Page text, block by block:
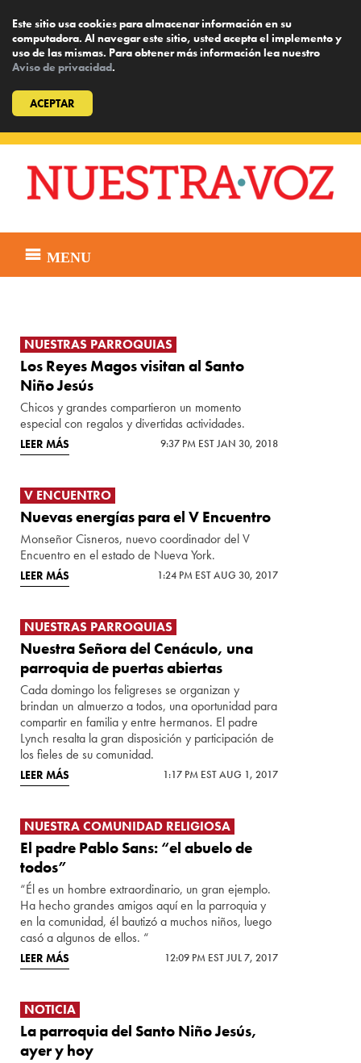
Este sitio usa cookies para almacenar información en su
computadora. Al navegar este sitio, usted acepta el implemento y
uso de las mismas. Para obtener más información lea nuestro
Aviso de privacidad.
ACEPTAR
content
MENU
NUESTRAS PARROQUIAS
Los Reyes Magos visitan al Santo
Niño Jesús
Chicos y grandes compartieron un momento
especial con regalos y divertidas actividades.
LEER MÁS 9:37 PM EST JAN 30, 2018
V ENCUENTRO
Nuevas energías para el V Encuentro
Monseñor Cisneros, nuevo coordinador del V
Encuentro en el estado de Nueva York.
LEER MÁS 1:24 PM EST AUG 30, 2017
NUESTRAS PARROQUIAS
Nuestra Señora del Cenáculo, una
parroquia de puertas abiertas
Cada domingo los feligreses se organizan y
brindan un almuerzo a todos, una oportunidad para
compartir en familia y entre hermanos. El padre
Lynch resalta la gran disposición y participación de
los fieles de su comunidad.
LEER MÁS 1:17 PM EST AUG 1, 2017
NUESTRA COMUNIDAD RELIGIOSA
El padre Pablo Sans: “el abuelo de
todos”
“Él es un hombre extraordinario, un gran ejemplo.
Ha hecho grandes amigos aquí en la parroquia y
en la comunidad, él bautizó a muchos niños, luego
casó a algunos de ellos. “
LEER MÁS 12:09 PM EST JUL 7, 2017
NOTICIA
La parroquia del Santo Niño Jesús,
ayer y hoy